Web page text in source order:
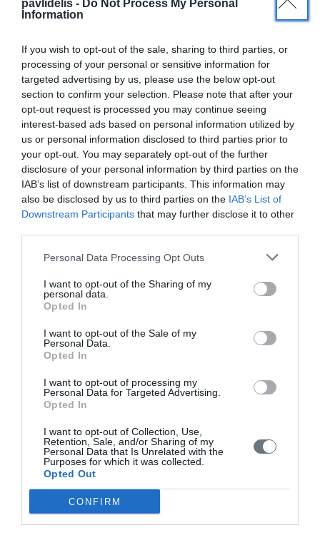
pavlidelis - Do Not Process My Personal
Information
If you wish to opt-out of the sale, sharing to third parties, or
processing of your personal or sensitive information for
targeted advertising by us, please use the below opt-out
section to confirm your selection. Please note that after your
opt-out request is processed you may continue seeing
interest-based ads based on personal information utilized by
us or personal information disclosed to third parties prior to
your opt-out. You may separately opt-out of the further
disclosure of your personal information by third parties on the
IAB’s list of downstream participants. This information may
also be disclosed by us to third parties on the IAB’s List of
Downstream Participants that may further disclose it to other
Personal Data Processing Opt Outs
I want to opt-out of the Sharing of my
personal data.
Opted In
I want to opt-out of the Sale of my
Personal Data.
Opted In
I want to opt-out of processing my
Personal Data for Targeted Advertising.
Opted In
I want to opt-out of Collection, Use,
Retention, Sale, and/or Sharing of my
Personal Data that Is Unrelated with the
Purposes for which it was collected.
Opted Out
CONFIRM
Ομιλία του Dr. med. B. Παυλιδέλη με θέμα
“Αφεστώτα ώτα - Ωτοπλαστική - How I do
Ο Dr. med. Β. Παυλιδέλης, εκπαιδευτής
στη Ρινοπλαστική. Ιατρική Σχολή
Δημοκρίτειου Πανεπ. Θράκης,
Αλεξανδρούπολη, Ιανουάριος 2022
Εκπαίδευση στη Ρινοπλαστική 2022
Ιατρική Σχολή Δημοκρίτειου
Πανεπιστημίου Θράκης, ΩΡΛ Κλινική,
Ευρωπαϊκής Ακαδημίας Πλαστικής
Ωτοπλαστική 2022: Ο Dr. med. B.
Παυλιδέλης, ομιλητής στο Συνέδριο της